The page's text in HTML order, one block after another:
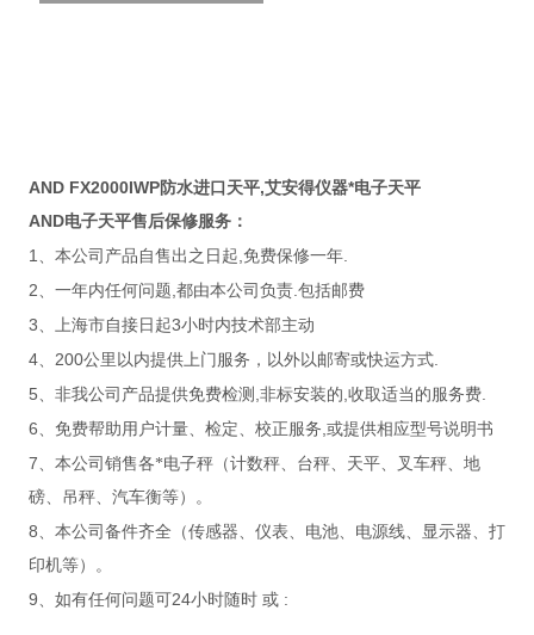
AND FX2000IWP防水进口天平,艾安得仪器*电子天平
AND电子天平售后保修服务：
1、本公司产品自售出之日起,免费保修一年.
2、一年内任何问题,都由本公司负责.包括邮费
3、上海市自接日起3小时内技术部主动
4、 200公里以内提供上门服务，以外以邮寄或快运方式.
5、非我公司产品提供免费检测 ,非标安装的,收取适当的服务费.
6、免费帮助用户计量、检定、校正服务,或提供相应型号说明书
7、本公司销售各*电子秤（计数秤、台秤、天平、叉车秤、地
磅、吊秤、汽车衡等）。
8、本公司备件齐全（传感器、仪表、电池、电源线、显示器、打
印机等）。
9、如有任何问题可24小时随时 或: